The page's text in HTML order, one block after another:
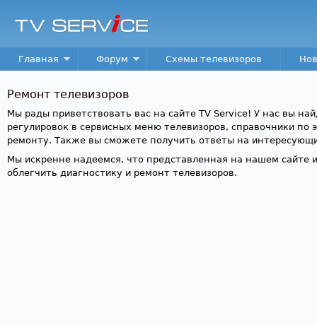
TV
Service
Main menu
Главная Форум Схемы телевизоров
Ремонт телевизоров
Мы рады приветствовать вас на сайте TV Service! У нас вы
регулировок в сервисных меню телевизоров, справочники
ремонту. Также вы сможете получить ответы на
Мы искренне надеемся, что представленная на нашем
облегчить диагностику и ремонт телевизоров.